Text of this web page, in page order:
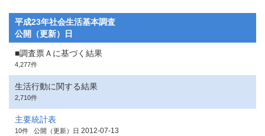
平成23年社会生活基本調査
公開（更新）日
■調査票Ａに基づく結果
4,277件
生活行動に関する結果
2,710件
主要統計表
10件 公開（更新）日 2012-07-13